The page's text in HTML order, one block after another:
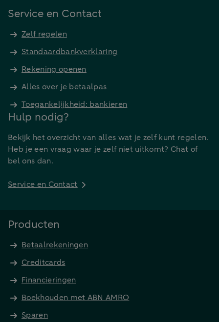
Service en Contact
Zelf regelen
Standaardbankverklaring
Rekening openen
Alles over je betaalpas
Toegankelijkheid: bankieren
Hulp nodig?
Bekijk het overzicht van alles wat je zelf kunt regelen.
Heb je een vraag waar je zelf niet uitkomt? Chat of
bel ons dan.
Service en Contact
Producten
Betaalrekeningen
Creditcards
Financieringen
Boekhouden met ABN AMRO
Sparen